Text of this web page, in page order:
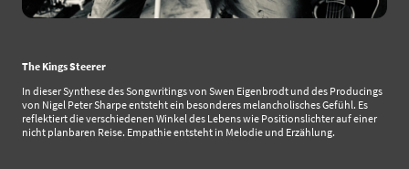
The Kings Steerer
In dieser Synthese des Songwritings von Swen Eigenbrodt und des Producings
von Nigel Peter Sharpe entsteht ein besonderes melancholisches Gefühl. Es
reflektiert die verschiedenen Winkel des Lebens wie Positionslichter auf einer
nicht planbaren Reise. Empathie entsteht in Melodie und Erzählung.